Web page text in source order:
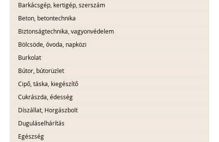
Barkácsgép, kertigép, szerszám
Beton, betontechnika
Biztonságtechnika, vagyonvédelem
Bölcsöde, óvoda, napközi
Burkolat
Bútor, bútorüzlet
Cipő, táska, kiegészítő
Cukrászda, édesség
Díszállat, Horgászbolt
Duguláselhárítás
Egészség